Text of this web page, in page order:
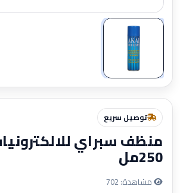
تكبير
توصيل سريع
منظف سبراي
250مل
مشاهدة: 702